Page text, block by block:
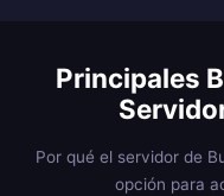
Principales
Por qué el servidor de
opción para